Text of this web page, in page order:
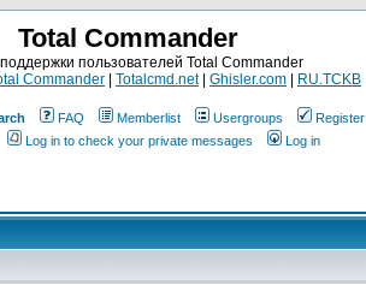
Total Commander
пользователей Total Commander
Commander Totalcmd.net| Ghisler.com RU.TCKB
FAQ Memberlist Usergroups
Register
Log in to check your private messages Log in